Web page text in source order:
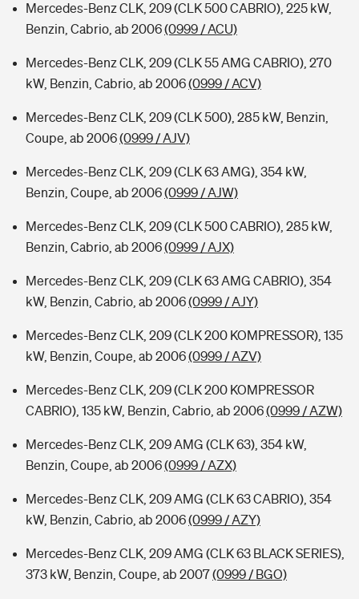
Mercedes-Benz CLK, 209 (CLK 500 CABRIO), 225 kW,
Benzin, Cabrio, ab 2006(0999 / ACU)
Mercedes-Benz CLK, 209 (CLK 55 AMG CABRIO), 270
kW, Benzin, Cabrio, ab 2006(0999 / ACV)
Mercedes-Benz CLK, 209 (CLK 500), 285 kW, Benzin,
Coupe, ab 2006(0999 / AJV)
Mercedes-Benz CLK, 209 (CLK 63 AMG), 354 kW,
Benzin, Coupe, ab 2006(0999 / AJW)
Mercedes-Benz CLK, 209 (CLK 500 CABRIO), 285 kW,
Benzin, Cabrio, ab 2006(0999 / AJX)
Mercedes-Benz CLK, 209 (CLK 63 AMG CABRIO), 354
kW, Benzin, Cabrio, ab 2006(0999 / AJY)
Mercedes-Benz CLK, 209 (CLK 200 KOMPRESSOR), 135
kW, Benzin, Coupe, ab 2006(0999 / AZV)
Mercedes-Benz CLK, 209 (CLK 200 KOMPRESSOR
CABRIO), 135 kW, Benzin, Cabrio, ab 2006(0999 / AZW)
Mercedes-Benz CLK, 209 AMG (CLK 63), 354 kW,
Benzin, Coupe, ab 2006(0999 / AZX)
Mercedes-Benz CLK, 209 AMG (CLK 63 CABRIO), 354
kW, Benzin, Cabrio, ab 2006(0999 / AZY)
Mercedes-Benz CLK, 209 AMG (CLK 63 BLACK SERIES),
373 kW, Benzin, Coupe, ab 2007(0999 / BGO)